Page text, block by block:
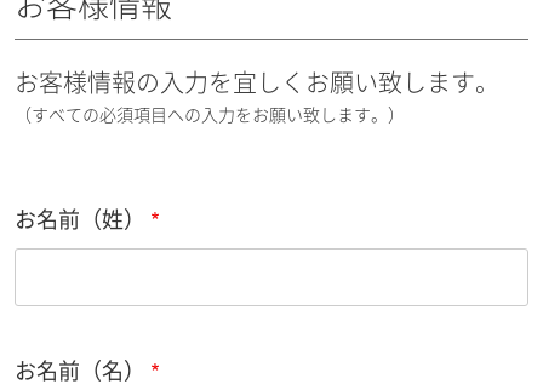
お客様情報の入力を宜しくお願い致します。
（すべての必須項目への入力をお願い致します。）
お名前（姓）
お名前（名）